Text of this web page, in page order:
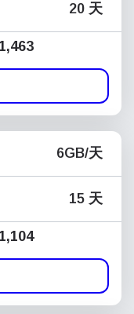
20 天
6GB/天
15 天